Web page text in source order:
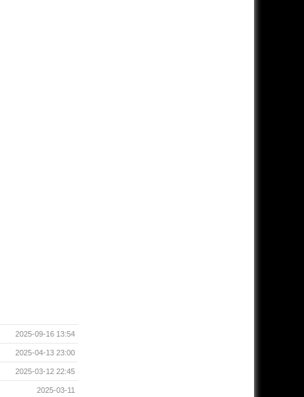
2025-09-16 13:54
2025-04-13 23:00
2025-03-12 22:45
2025-03-11